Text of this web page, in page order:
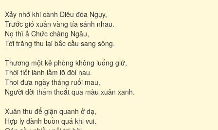
Xảy nhớ khi cành Diêu đóa Ngụy,
Trước gió xuân vàng tía sánh nhau.
Nọ thì ả Chức chàng Ngâu,
Tới trăng thu lại bắc cầu sang sông.
Thương một kẻ phòng không luống giữ,
Thời tiết lành lầm lỡ đòi nau.
Thoi đưa ngày tháng ruổi mau,
Người đời thấm thoắt qua màu xuân xanh.
Xuân thu để giận quanh ở dạ,
Hợp ly đành buồn quá khi vui.